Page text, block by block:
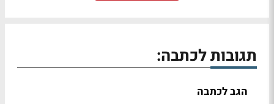
תגובות לכתבה:
הגב לכתבה